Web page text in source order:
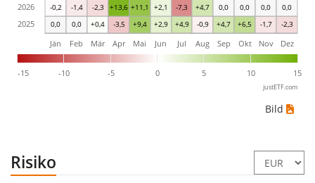
0,0 0,0 +0,4 -3,5 +9,4 +2,9 +4,9 -0,9 +4,7 +6,5 -1,7 -2,3
-0,2 -1,4 -2,3 +13,6 +11,1 +2,1 -7,3 +4,7 0,0 0,0 0,0 0,0
-15 -10 -5 0 5 10 15
Jän Feb Mär Apr Mai Jun Jul Aug Sep Okt Nov Dez
2025
2026
justETF.com
Bild
Risiko